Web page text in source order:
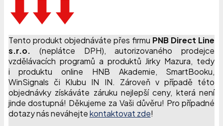
Tento produkt objednáváte přes firmu PNB Direct Line
s.r.o. (neplátce DPH), autorizovaného prodejce
vzdělávacích programů a produktů Jirky Mazura, tedy
i produktu online HNB Akademie, SmartBooku,
WinSignals či Klubu IN IN. Zároveň v případě této
objednávky získáváte záruku nejlepší ceny, která není
jinde dostupná! Děkujeme za Vaši důvěru! Pro případné
dotazy nás neváhejtekontaktovat zde!